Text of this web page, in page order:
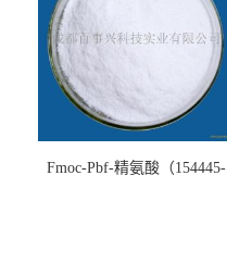
Fmoc-Pbf-精氨酸（154445-